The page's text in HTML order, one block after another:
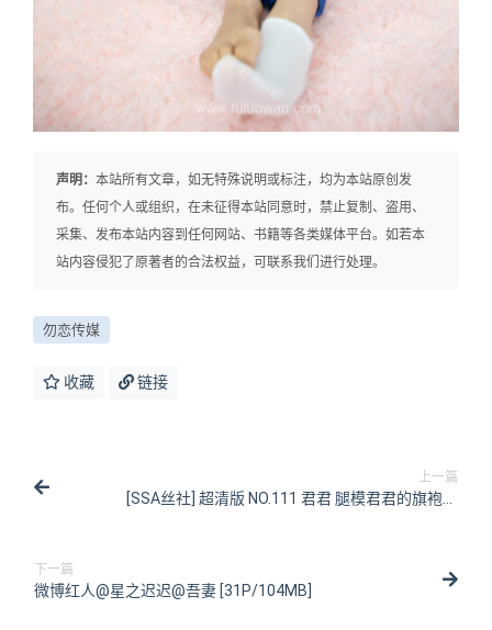
声明： 本站所有文章，如无特殊说明或标注，均为本站原创发
布。任何个人或组织，在未征得本站同意时，禁止复制、盗用、
采集、发布本站内容到任何网站、书籍等各类媒体平台。如若本
站内容侵犯了原著者的合法权益，可联系我们进行处理。
勿恋传媒
收藏 链接
上一篇
[SSA丝社] 超清版 NO.111 君君 腿模君君的旗袍秀
下一篇
微博红人@星之迟迟@吾妻 [31P/104MB]